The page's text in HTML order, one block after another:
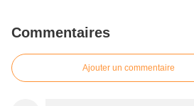
Commentaires
Ajouter un commentaire